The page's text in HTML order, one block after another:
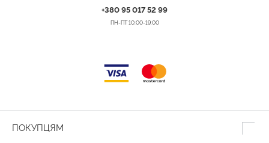
+380 95 017 52 99
ПН-ПТ 10:00-19:00
ПОКУПЦЯМ